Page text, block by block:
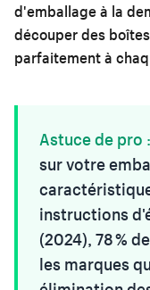
d'emballage à la
découper des
parfaitement à
Astuce de pro :
sur votre
instructions
(2024), 78 %
les marques